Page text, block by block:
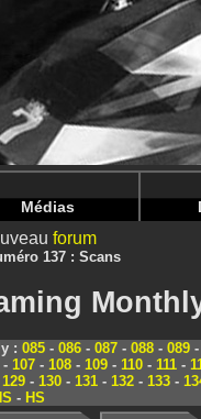
Magazine-Scans.php
Magazine-Scans.php
Médias
forum
137 : Scans
: 085- 086- 087- 088- 089-
- 107 - 108 - 109 - 110 - 111 -
129- 130- 131- 132- 133-
- HS